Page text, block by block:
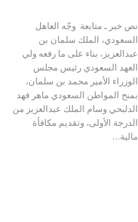
نص خبر ـ متابعة وجّه العاهل
السعودي، الملك سلمان بن
عبدالعزيز، بناء على ما رفعه ولي
العهد السعودي رئيس مجلس
الوزراء الأمير محمد بن سلمان،
بمنح المواطن السعودي ماهر فهد
الدلبحي وسام الملك عبدالعزيز من
الدرجة الأولى، وتقديم مكافأة
مالية…